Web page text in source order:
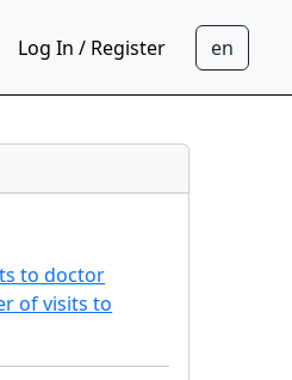
Log In / Register
to doctor
of visits to